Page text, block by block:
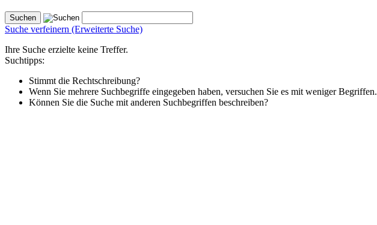
Suche verfeinern (Erweiterte Suche)
Ihre Suche erzielte keine Treffer.
Suchtipps:
Stimmt die Rechtschreibung?
Wenn Sie mehrere Suchbegriffe eingegeben haben, versuchen Sie es mit weniger Begriffen.
Können Sie die Suche mit anderen Suchbegriffen beschreiben?